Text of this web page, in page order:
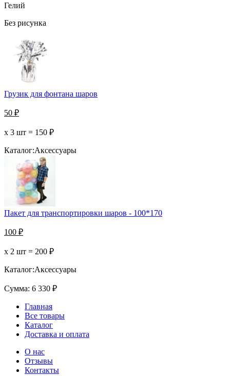
Гелий
Без рисунка
Грузик для фонтана шаров
50 ₽
х 3 шт = 150 ₽
Каталог:Аксессуары
Пакет для транспортировки шаров - 100*170
100 ₽
х 2 шт = 200 ₽
Каталог:Аксессуары
Сумма: 6 330 ₽
Главная
Все товары
Каталог
Доставка и оплата
О нас
Отзывы
Контакты